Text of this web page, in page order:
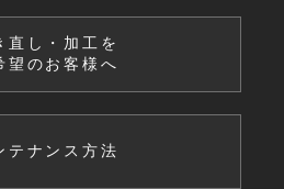
直し・加工を
望のお客様へ
テナンス方法